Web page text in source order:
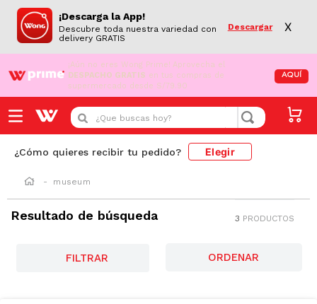
¡Descarga la App!
Descubre toda nuestra variedad con
delivery GRATIS
Descargar X
¡Aún no eres Wong Prime! Aprovecha el
DESPACHO GRATIS en tus compras de
supermercado desde S/79.90
AQUÍ
¿Que buscas hoy?
¿Cómo quieres recibir tu pedido? Elegir
museum
Resultado de búsqueda 3 PRODUCTOS
FILTRAR